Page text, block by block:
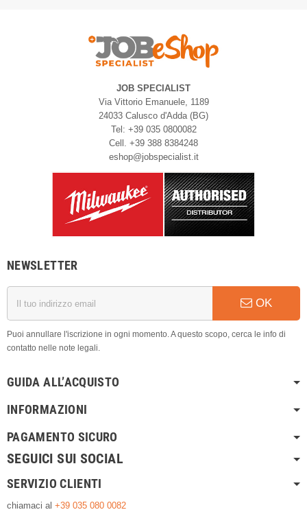
JOB SPECIALIST
Via Vittorio Emanuele, 1189
24033 Calusco d'Adda (BG)
Tel: +39 035 0800082
Cell. +39 388 8384248
eshop@jobspecialist.it
NEWSLETTER
OK
Puoi annullare l'iscrizione in ogni momento. A questo scopo, cerca le info di
contatto nelle note legali.
GUIDA ALL’ACQUISTO
INFORMAZIONI
PAGAMENTO SICURO
SEGUICI SUI SOCIAL
SERVIZIO CLIENTI
chiamaci al +39 035 080 0082